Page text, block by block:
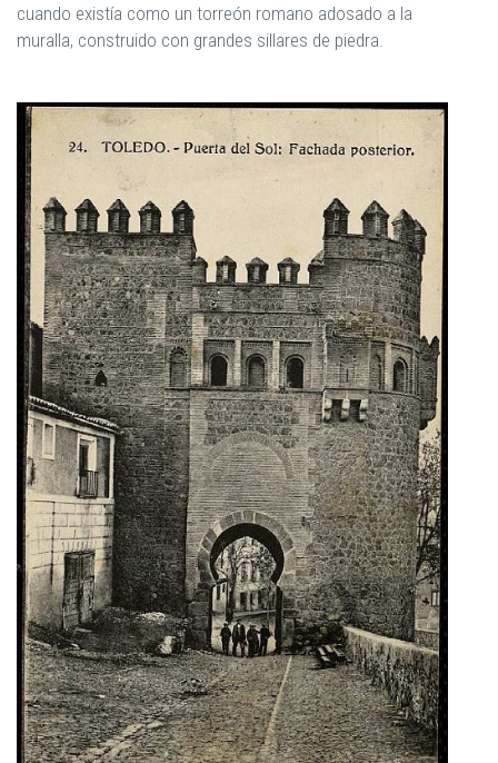
cuando existía como un torreón romano adosado a la
muralla, construido con grandes sillares de piedra.